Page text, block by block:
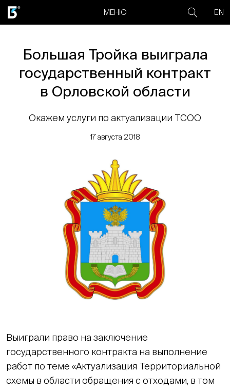
МЕНЮ EN
Большая Тройка выиграла
государственный контракт
в Орловской области
Окажем услуги по актуализации ТСОО
17 августа 2018
Выиграли право на заключение
государственного контракта на выполнение
работ по теме «Актуализация Территориальной
схемы в области обращения с отходами, в том